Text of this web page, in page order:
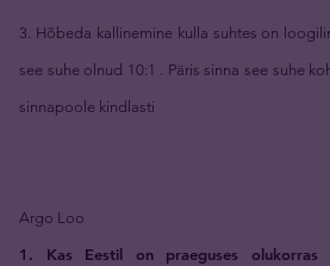
3. Hõbeda kallinemine kulla suhtes on
see suhe olnud 10:1 . Päris sinna see suhe
sinnapoole kindlasti
Argo Loo
1. Kas Eestil on praeguses olukorras